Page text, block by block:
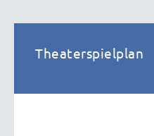
Theaterspielplan